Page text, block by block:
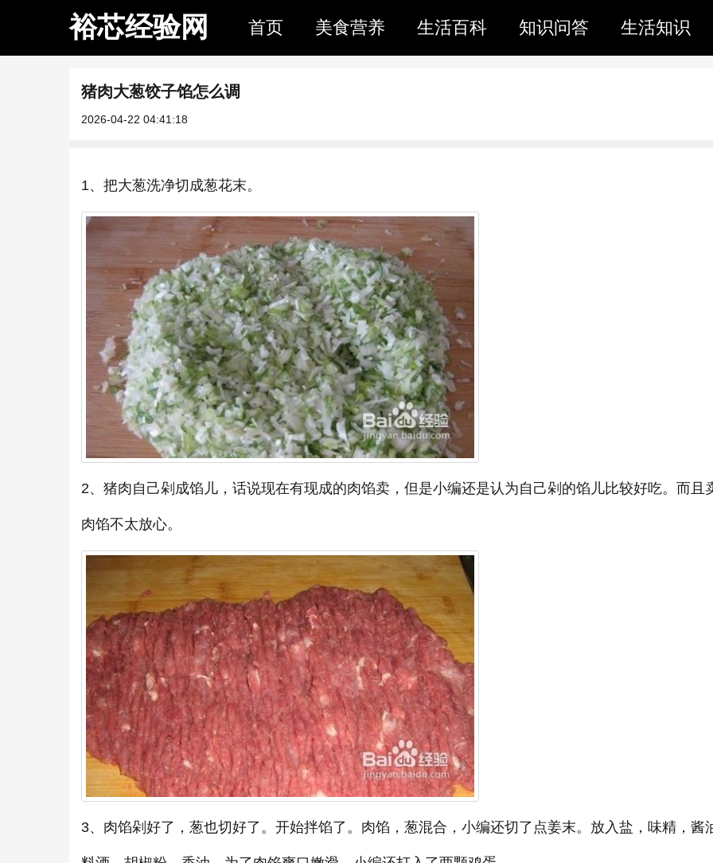
裕芯经验网 首页 美食营养 生活百科 知识问答 生活知识
猪肉大葱饺子馅怎么调
2026-04-22 04:41:18
1、把大葱洗净切成葱花末。
2、猪肉自己剁成馅儿，话说现在有现成的肉馅卖，但是小编还是认为自己剁的馅儿比较好吃。而且
肉馅不太放心。
3、肉馅剁好了，葱也切好了。开始拌馅了。肉馅，葱混合，小编还切了点姜末。放入盐，味精，酱